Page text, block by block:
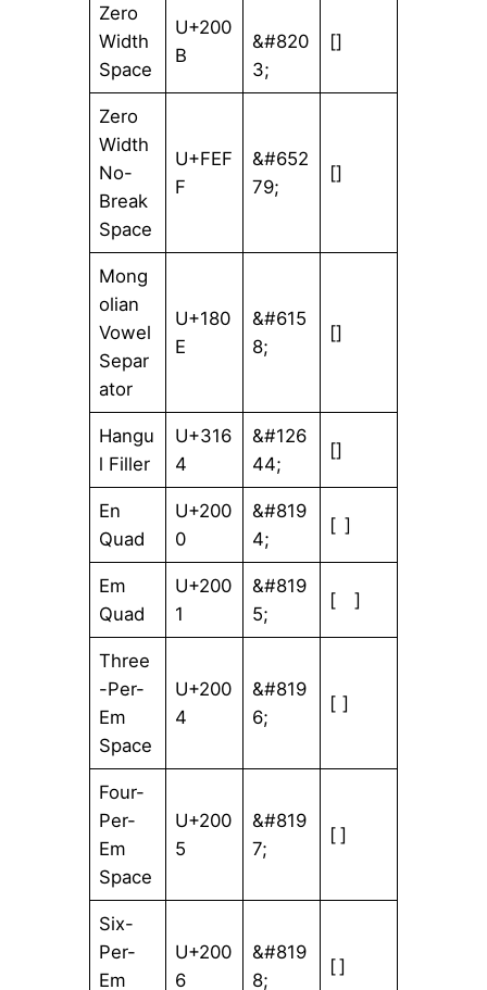
Zero
Width
Space
U+200
B
&#820
3;
[​]
Zero
Width
No-
Break
Space
U+FEF
F
&#652
79;
[ ]
Mong
olian
Vowel
Separ
ator
U+180
E
&#615
8;
[᠎]
Hangu
l Filler
U+316
4
&#126
44;
[ㅤ]
En
Quad
U+200
0
&#819
4;
[ ]
Em
Quad
U+200
1
&#819
5;
[ ]
Three
-Per-
Em
Space
U+200
4
&#819
6;
[ ]
Four-
Per-
Em
Space
U+200
5
&#819
7;
[ ]
Six-
Per-
Em
U+200
6
&#819
8;
[ ]